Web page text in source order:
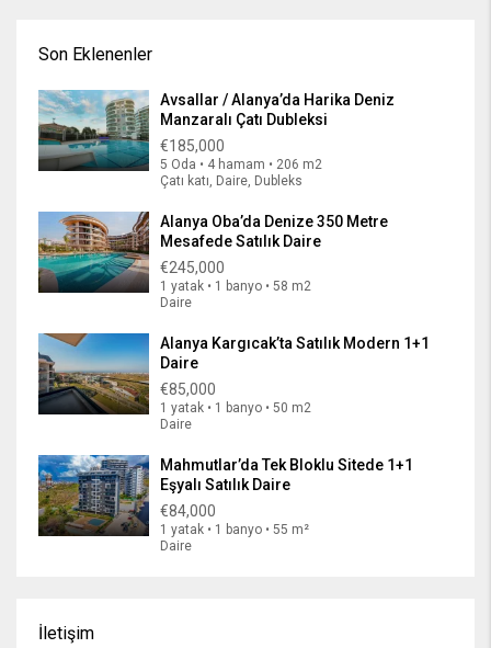
Son Eklenenler
Avsallar / Alanya’da Harika Deniz
Manzaralı Çatı Dubleksi
€185,000
5 Oda • 4 hamam • 206 m2
Çatı katı, Daire, Dubleks
Alanya Oba’da Denize 350 Metre
Mesafede Satılık Daire
€245,000
1 yatak • 1 banyo • 58 m2
Daire
Alanya Kargıcak’ta Satılık Modern 1+1
Daire
€85,000
1 yatak • 1 banyo • 50 m2
Daire
Mahmutlar’da Tek Bloklu Sitede 1+1
Eşyalı Satılık Daire
€84,000
1 yatak • 1 banyo • 55 m²
Daire
İletişim